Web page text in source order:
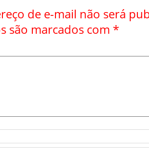
de e-mail não será
são marcados com *